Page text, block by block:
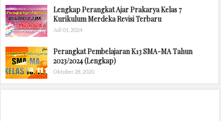
Lengkap Perangkat Ajar Prakarya Kelas 7
Kurikulum Merdeka Revisi Terbaru
Juli 01, 2024
Perangkat Pembelajaran K13 SMA-MA Tahun
2023/2024 (Lengkap)
Oktober 28, 2020